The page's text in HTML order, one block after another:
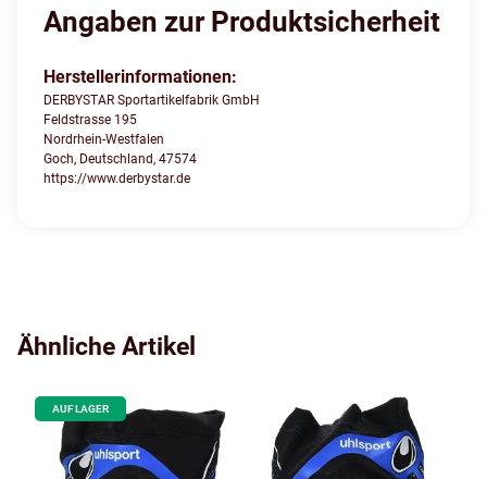
Angaben zur Produktsicherheit
Herstellerinformationen:
DERBYSTAR Sportartikelfabrik GmbH
Feldstrasse 195
Nordrhein-Westfalen
Goch, Deutschland, 47574
https://www.derbystar.de
Ähnliche Artikel
AUF LAGER